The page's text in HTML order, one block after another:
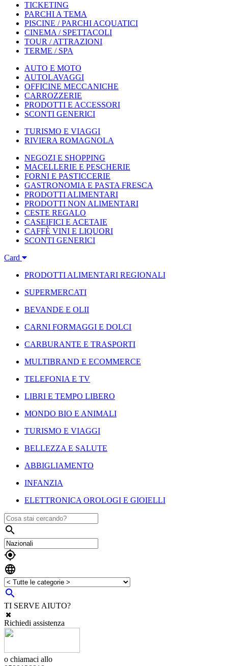
TICKETING
PARCHI A TEMA
PISCINE / PARCHI ACQUATICI
CINEMA / SPETTACOLI
TOUR / ATTRAZIONI
TERME / SPA
AUTO E MOTO
AUTOLAVAGGI
OFFICINE MECCANICHE
CARROZZERIE
PRODOTTI E ACCESSORI
SCONTI GENERICI
TURISMO E VIAGGI
RIVIERA ROMAGNOLA
NEGOZI E SHOPPING
MACELLERIE E PESCHERIE
FORNI E PASTICCERIE
GASTRONOMIA E PASTA FRESCA
PRODOTTI ALIMENTARI
PRODOTTI NON ALIMENTARI
CESTE REGALO
CASEIFICI E ACETAIE
CAFFÈ VINI E LIQUORI
SCONTI GENERICI
Card
PRODOTTI ALIMENTARI REGIONALI
SUPERMERCATI
BEVANDE E OLII
CARNI FORMAGGI E DOLCI
CARBURANTE E TRASPORTI
MULTIBRAND E ECOMMERCE
TELEFONIA E TV
LIBRI E TEMPO LIBERO
MONDO BIO E ANIMALI
TURISMO E VIAGGI
BELLEZZA E SALUTE
ABBIGLIAMENTO
INFANZIA
ELETTRONICA OROLOGI E GIOIELLI




TI SERVE AIUTO?
Richiedi assistenza
o chiamaci allo